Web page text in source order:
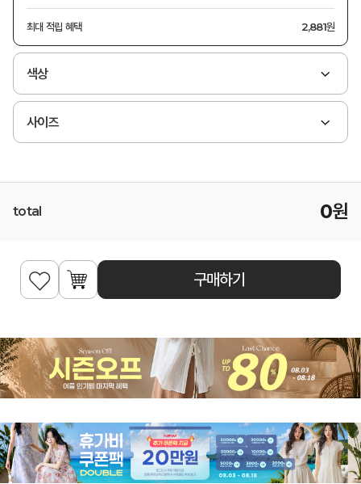
최대 적립 혜택 2,881원
색상
사이즈
total 0원
구매하기